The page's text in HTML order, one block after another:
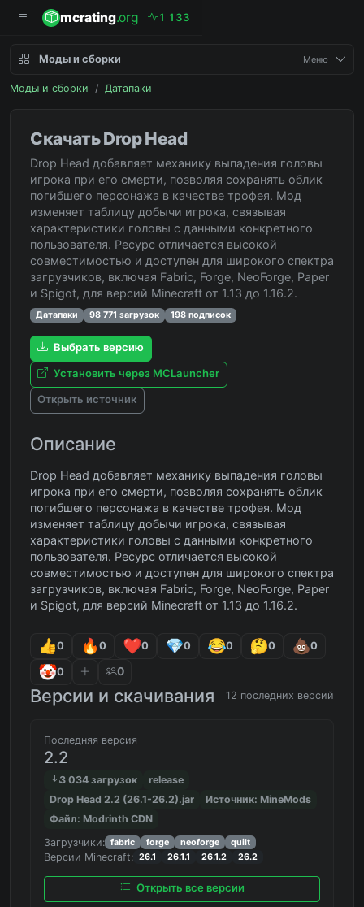
mcrating.org 1 1 33
Моды и сборки Меню
Моды и сборки / Датапаки
Скачать Drop Head
Drop Head добавляет механику выпадения головы
игрока при его смерти, позволяя сохранять облик
погибшего персонажа в качестве трофея. Мод
изменяет таблицу добычи игрока, связывая
характеристики головы с данными конкретного
пользователя. Ресурс отличается высокой
совместимостью и доступен для широкого спектра
загрузчиков, включая Fabric, Forge, NeoForge, Paper
и Spigot, для версий Minecraft от 1.13 до 1.16.2.
Датапаки 98 771 загрузок 198 подписок
Выбрать версию
Установить через MCLauncher
Открыть источник
Описание
Drop Head добавляет механику выпадения головы
игрока при его смерти, позволяя сохранять облик
погибшего персонажа в качестве трофея. Мод
изменяет таблицу добычи игрока, связывая
характеристики головы с данными конкретного
пользователя. Ресурс отличается высокой
совместимостью и доступен для широкого спектра
загрузчиков, включая Fabric, Forge, NeoForge, Paper
и Spigot, для версий Minecraft от 1.13 до 1.16.2.
0 0 0 0 0 0 0
0 0
Версии и скачивания 12 последних версий
Последняя версия
2.2
3 034 загрузок
release
Drop Head 2.2 (26.1-26.2).jar
Источник: MineMods
Файл: Modrinth CDN
Загрузчики: fabric forge neoforge quilt
Версии Minecraft: 26.1 26.1.1 26.1.2 26.2
Открыть все версии